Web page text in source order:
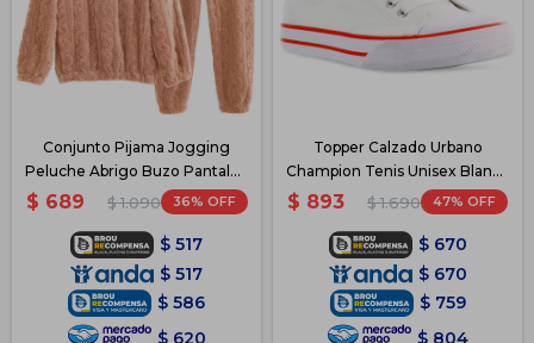
Conjunto Pijama Jogging
Peluche Abrigo Buzo Pantalón
- Marron
$ 689 $ 1.090 36
$ 517
$ 517
$ 586
$ 620
Topper Calzado Urbano
Champion Tenis Unisex Blanco
- Blanco
$ 893 $ 1.690 47
$ 670
$ 670
$ 759
$ 804